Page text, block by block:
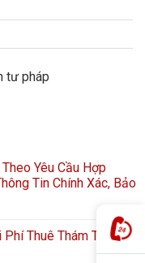
tư pháp
Yêu Cầu Hợp
Tin Chính Xác, Bảo
Phí Thuê Thám Tử Tại